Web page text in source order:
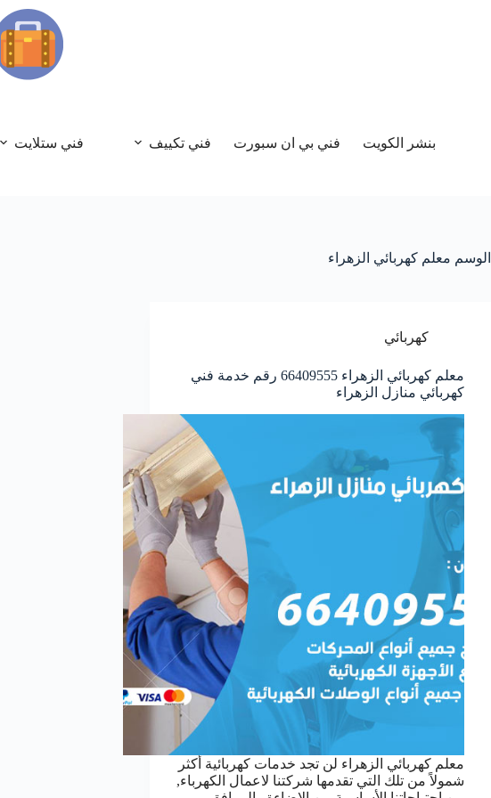
بنشر الكويت فني بي ان سبورت فني تكييف فني ستلايت
الوسم معلم كهربائي الزهراء
كهربائي
معلم كهربائي الزهراء 66409555 رقم خدمة فني
كهربائي منازل الزهراء
معلم كهربائي الزهراء لن تجد خدمات كهربائية أكثر
شمولاً من تلك التي تقدمها شركتنا لاعمال الكهرباء,